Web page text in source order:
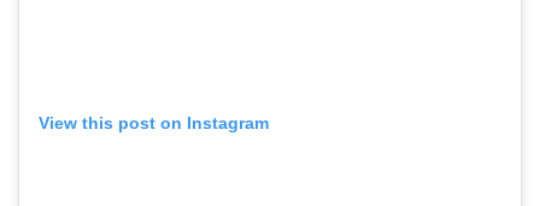
View this post on Instagram